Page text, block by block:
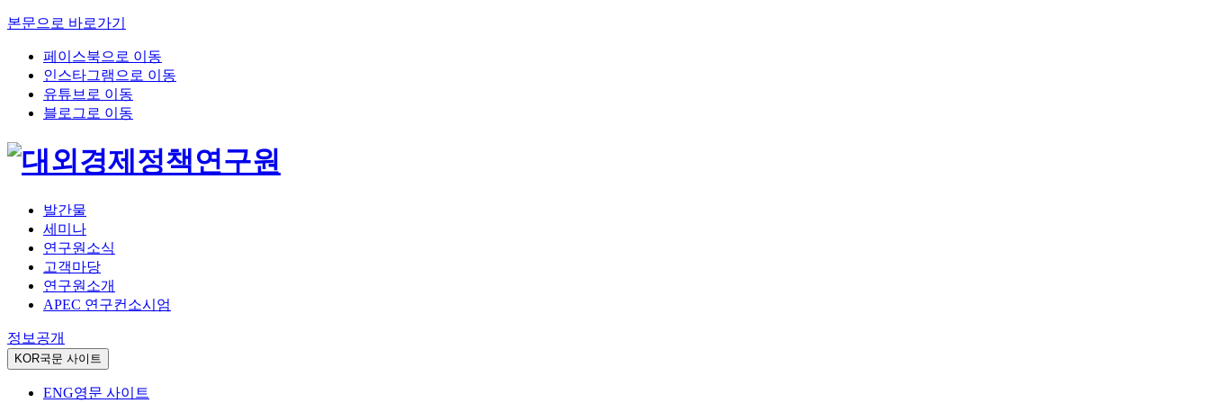
본문으로 바로가기
페이스북으로 이동
인스타그램으로 이동
유튜브로 이동
블로그로 이동
발간물
세미나
연구원소식
고객마당
연구원소개
APEC 연구컨소시엄
정보공개
KOR국문 사이트
ENG영문 사이트